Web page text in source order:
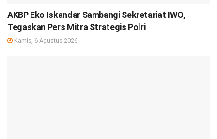
AKBP Eko Iskandar Sambangi Sekretariat IWO,
Tegaskan Pers Mitra Strategis Polri
Kamis, 6 Agustus 2026